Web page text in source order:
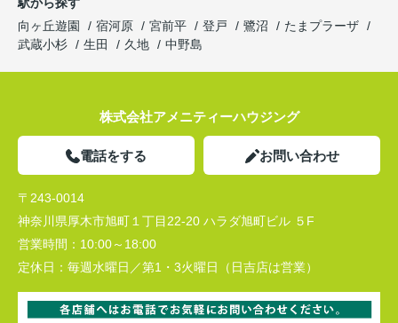
向ヶ丘遊園
宿河原 宮前平 登戸 鷺沼
たまプラーザ
武蔵小杉
生田 久地 中野島
株式会社アメニティーハウジング
電話をする お問い合わせ
〒243-0014
神奈川県厚木市旭町１丁目22-20 ハラダ旭町ビル ５F
営業時間： 10:00～18:00
定休日： 毎週水曜日／第1・3火曜日（日吉店は営業）